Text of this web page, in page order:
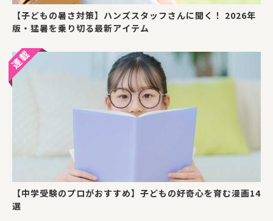
【子どもの暑さ対策】ハンズスタッフさんに聞く！ 2026年
版・猛暑を乗り切る最新アイテム
【中学受験のプロがおすすめ】子どもの好奇心を育む漫画14
選